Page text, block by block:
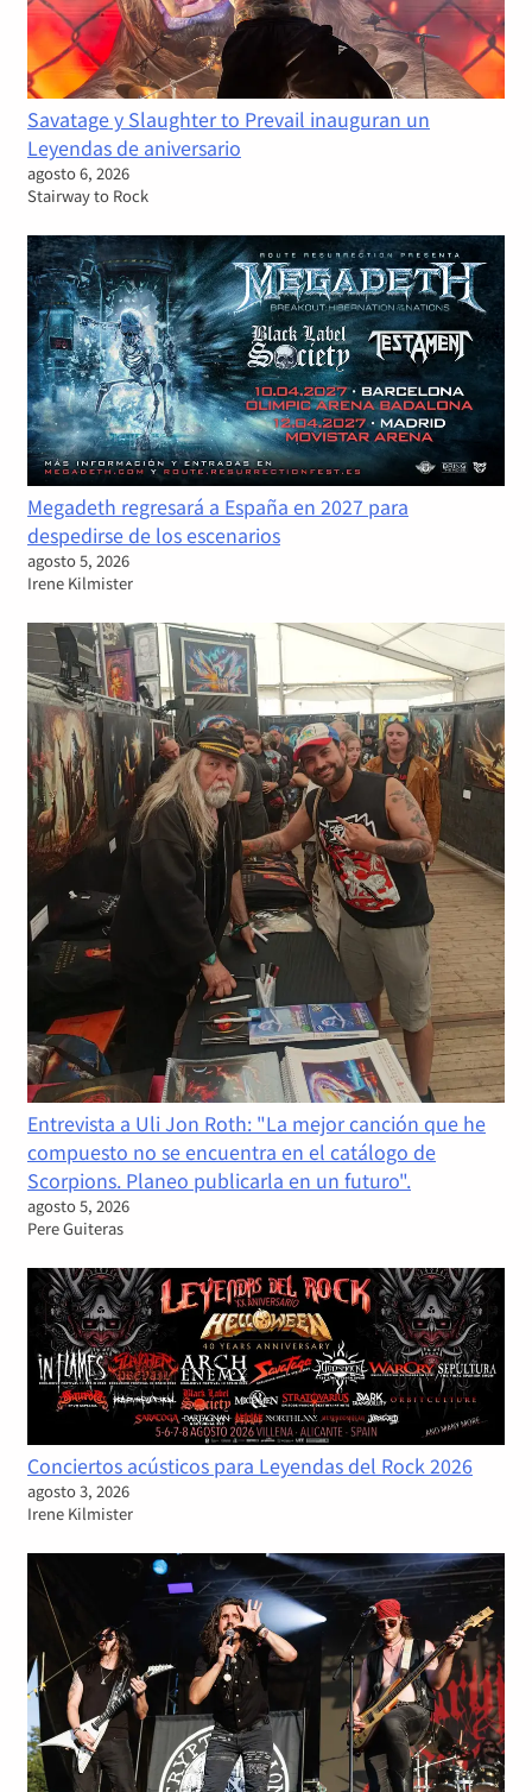
Savatage y Slaughter to Prevail inauguran un
Leyendas de aniversario
agosto 6, 2026
Stairway to Rock
Megadeth regresará a España en 2027 para
despedirse de los escenarios
agosto 5, 2026
Irene Kilmister
Entrevista a Uli Jon Roth: "La mejor canción que he
compuesto no se encuentra en el catálogo de
Scorpions. Planeo publicarla en un futuro".
agosto 5, 2026
Pere Guiteras
Conciertos acústicos para Leyendas del Rock 2026
agosto 3, 2026
Irene Kilmister